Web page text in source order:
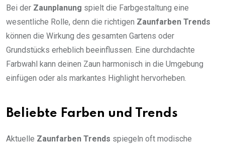
Bei der Zaunplanung spielt die Farbgestaltung eine
wesentliche Rolle, denn die richtigen Zaunfarben Trends
können die Wirkung des gesamten Gartens oder
Grundstücks erheblich beeinflussen. Eine durchdachte
Farbwahl kann deinen Zaun harmonisch in die Umgebung
einfügen oder als markantes Highlight hervorheben.
Beliebte Farben und Trends
Aktuelle Zaunfarben Trends spiegeln oft modische